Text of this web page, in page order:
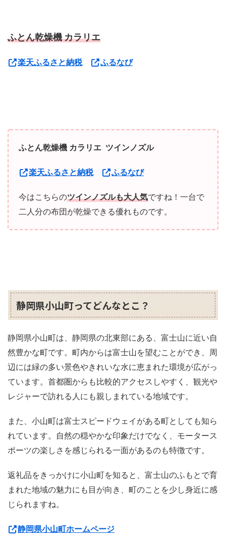
ふとん乾燥機 カラリエ
楽天ふるさと納税 ふるなび
ふとん乾燥機 カラリエ ツインノズル
楽天ふるさと納税 ふるなび
今はこちらのツインノズルも大人気ですね！一台で
二人分の布団が乾燥できる優れものです。
静岡県小山町ってどんなとこ？
静岡県小山町は、静岡県の北東部にある、富士山に近い自
然豊かな町です。町内からは富士山を望むことができ、周
辺には緑の多い景色やきれいな水に恵まれた環境が広がっ
ています。首都圏からも比較的アクセスしやすく、観光や
レジャーで訪れる人にも親しまれている地域です。
また、小山町は富士スピードウェイがある町としても知ら
れています。自然の穏やかな印象だけでなく、モータース
ポーツの楽しさを感じられる一面があるのも特徴です。
返礼品をきっかけに小山町を知ると、富士山のふもとで育
まれた地域の魅力にも目が向き、町のことを少し身近に感
じられますね。
静岡県小山町ホームページ